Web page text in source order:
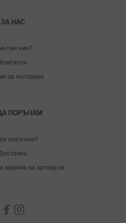
ЗА НАС
сме ние?
Контакти
за ползване
ПОРЪЧАМ
поръчам?
замяна на артикули